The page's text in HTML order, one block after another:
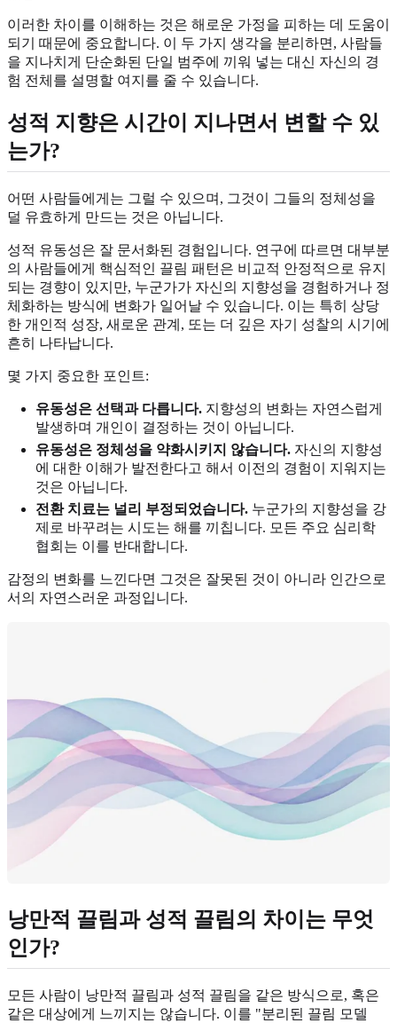
이러한 차이를 이해하는 것은 해로운 가정을 피하는 데 도움이
되기 때문에 중요합니다. 이 두 가지 생각을 분리하면, 사람들
을 지나치게 단순화된 단일 범주에 끼워 넣는 대신 자신의 경
험 전체를 설명할 여지를 줄 수 있습니다.
성적 지향은 시간이 지나면서 변할 수 있
는가?
어떤 사람들에게는 그럴 수 있으며, 그것이 그들의 정체성을
덜 유효하게 만드는 것은 아닙니다.
성적 유동성은 잘 문서화된 경험입니다. 연구에 따르면 대부분
의 사람들에게 핵심적인 끌림 패턴은 비교적 안정적으로 유지
되는 경향이 있지만, 누군가가 자신의 지향성을 경험하거나 정
체화하는 방식에 변화가 일어날 수 있습니다. 이는 특히 상당
한 개인적 성장, 새로운 관계, 또는 더 깊은 자기 성찰의 시기에
흔히 나타납니다.
몇 가지 중요한 포인트:
유동성은 선택과 다릅니다. 지향성의 변화는 자연스럽게
발생하며 개인이 결정하는 것이 아닙니다.
유동성은 정체성을 약화시키지 않습니다. 자신의 지향성
에 대한 이해가 발전한다고 해서 이전의 경험이 지워지는
것은 아닙니다.
전환 치료는 널리 부정되었습니다. 누군가의 지향성을 강
제로 바꾸려는 시도는 해를 끼칩니다. 모든 주요 심리학
협회는 이를 반대합니다.
감정의 변화를 느낀다면 그것은 잘못된 것이 아니라 인간으로
서의 자연스러운 과정입니다.
낭만적 끌림과 성적 끌림의 차이는 무엇
인가?
모든 사람이 낭만적 끌림과 성적 끌림을 같은 방식으로, 혹은
같은 대상에게 느끼지는 않습니다. 이를 "분리된 끌림 모델